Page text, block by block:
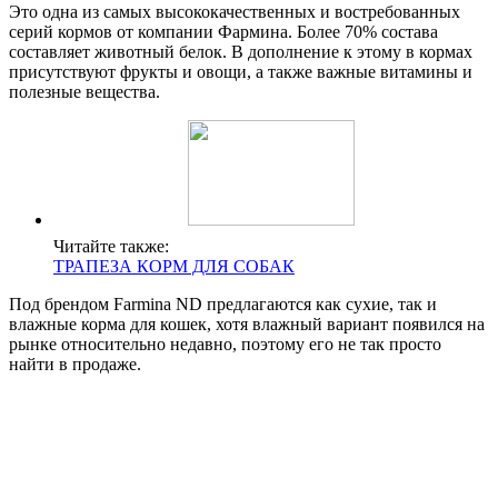
Это одна из самых высококачественных и востребованных
серий кормов от компании Фармина. Более 70% состава
составляет животный белок. В дополнение к этому в кормах
присутствуют фрукты и овощи, а также важные витамины и
полезные вещества.
Читайте также:
ТРАПЕЗА КОРМ ДЛЯ СОБАК
Под брендом Farmina ND предлагаются как сухие, так и
влажные корма для кошек, хотя влажный вариант появился на
рынке относительно недавно, поэтому его не так просто
найти в продаже.